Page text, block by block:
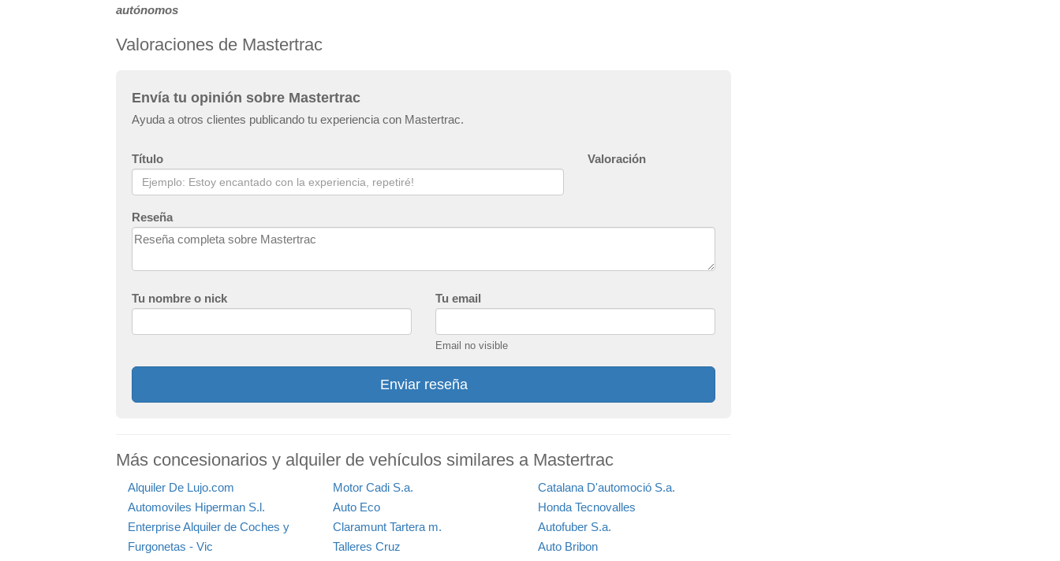
autónomos
Valoraciones de Mastertrac
Envía tu opinión sobre Mastertrac
Ayuda a otros clientes publicando tu experiencia con Mastertrac.
Título Valoración
Reseña
Tu nombre o nick Tu email
Email no visible
Enviar reseña
Más concesionarios y alquiler de vehículos similares a Mastertrac
Alquiler De Lujo.com Motor Cadi S.a.
Catalana D'automoció S.a.
Automoviles Hiperman S.l.
Auto Eco
Honda Tecnovalles
Enterprise Alquiler de Coches y
Furgonetas - Vic
Claramunt Tartera m.
Autofuber S.a.
Talleres Cruz
Auto Bribon